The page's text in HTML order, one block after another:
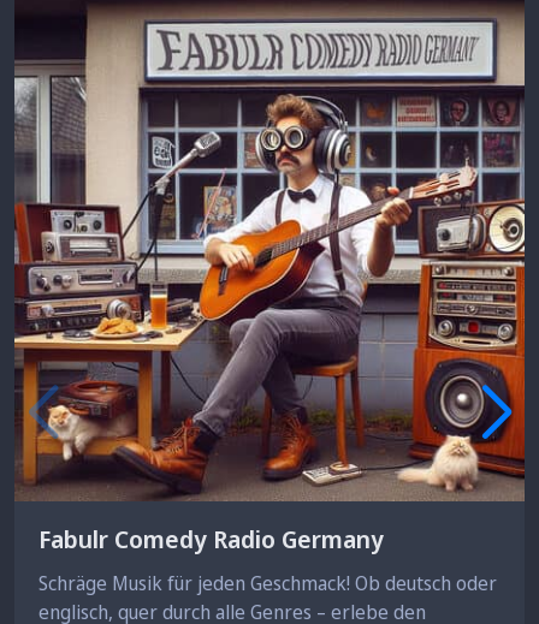
Fabulr Comedy Radio Germany
Schräge Musik für jeden Geschmack! Ob deutsch oder
englisch, quer durch alle Genres – erlebe den